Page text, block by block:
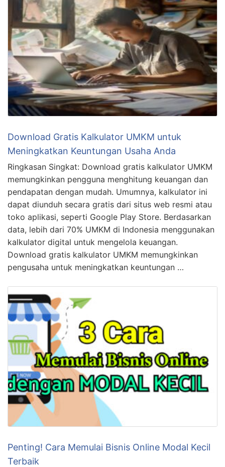
Download Gratis Kalkulator UMKM untuk
Meningkatkan Keuntungan Usaha Anda
Ringkasan Singkat: Download gratis kalkulator UMKM
memungkinkan pengguna menghitung keuangan dan
pendapatan dengan mudah. Umumnya, kalkulator ini
dapat diunduh secara gratis dari situs web resmi atau
toko aplikasi, seperti Google Play Store. Berdasarkan
data, lebih dari 70% UMKM di Indonesia menggunakan
kalkulator digital untuk mengelola keuangan.
Download gratis kalkulator UMKM memungkinkan
pengusaha untuk meningkatkan keuntungan …
Penting! Cara Memulai Bisnis Online Modal Kecil
Terbaik